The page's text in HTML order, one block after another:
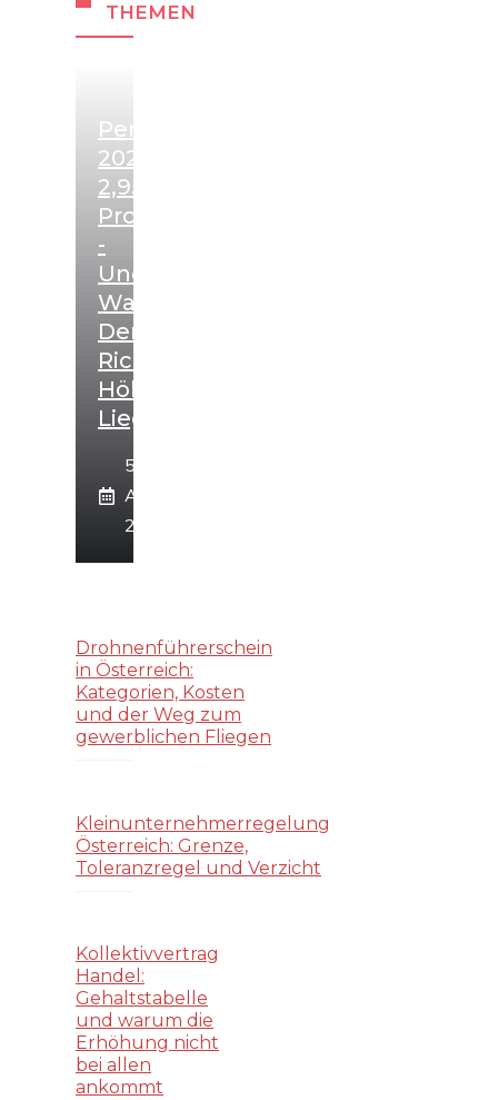
THEMEN
Pensionserhöhung
2027:
2,95
Prozent
-
Und
Warum
Der
Richtwert
Höher
Liegt
5.
August
2026
Drohnenführerschein
in Österreich:
Kategorien, Kosten
und der Weg zum
gewerblichen Fliegen
Kleinunternehmerregelung
Österreich: Grenze,
Toleranzregel und Verzicht
Kollektivvertrag
Handel:
Gehaltstabelle
und warum die
Erhöhung nicht
bei allen
ankommt